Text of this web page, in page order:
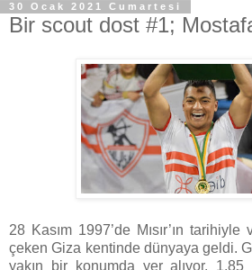
30 Ocak 2021 Cumartesi
Bir scout dost #1;
28 Kasım 1997’de Mısır’ın
çeken Giza kentinde dünyaya geldi.
yakın bir konumda yer alıyor. 1.85